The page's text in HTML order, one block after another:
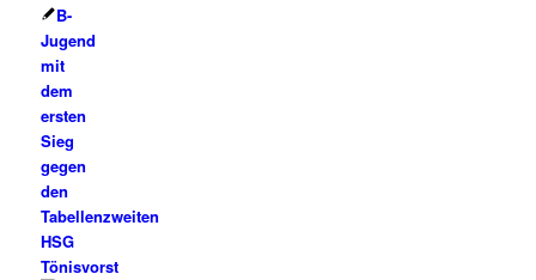
B-
Jugend
mit
dem
ersten
Sieg
gegen
den
Tabellenzweiten
HSG
Tönisvorst